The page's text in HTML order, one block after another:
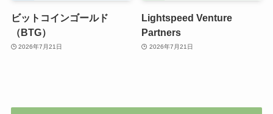
ビットコインゴールド
（BTG）
2026年7月21日
Lightspeed Venture
Partners
2026年7月21日